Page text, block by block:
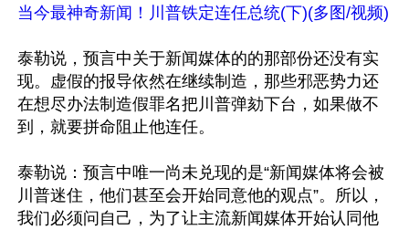
当今最神奇新闻！川普铁定连任总统(下)(多图/视频)
泰勒说，预言中关于新闻媒体的的那部份还没有实
现。虚假的报导依然在继续制造，那些邪恶势力还
在想尽办法制造假罪名把川普弹劾下台，如果做不
到，就要拼命阻止他连任。
泰勒说：预言中唯一尚未兑现的是“新闻媒体将会被
川普迷住，他们甚至会开始同意他的观点”。所以，
我们必须问自己，为了让主流新闻媒体开始认同他